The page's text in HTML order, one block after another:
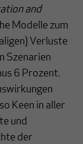
and
Modelle zum
Verluste
Szenarien
6 Prozent.
Keen in aller
und
der